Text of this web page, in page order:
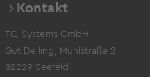
Kontakt
TQ-Systems GmbH
Gut Delling, Mühlstraße 2
82229 Seefeld